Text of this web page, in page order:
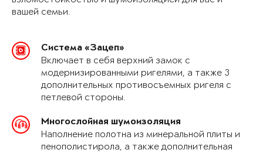
вашей семьи.
Система «Зацеп»
Включает в себя верхний замок с
модернизированными ригелями, а также 3
дополнительных противосъемных ригеля с
петлевой стороны.
Многослойная шумоизоляция
Наполнение полотна из минеральной плиты и
пенополистирола, а также дополнительная